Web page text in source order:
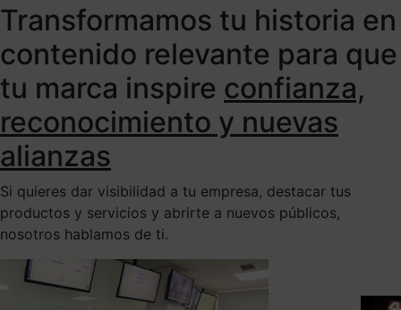
Transformamos tu historia en
contenido relevante para que
tu marca inspire confianza,
reconocimiento y nuevas
alianzas
Si quieres dar visibilidad a tu empresa, destacar tus
productos y servicios y abrirte a nuevos públicos,
nosotros hablamos de ti.